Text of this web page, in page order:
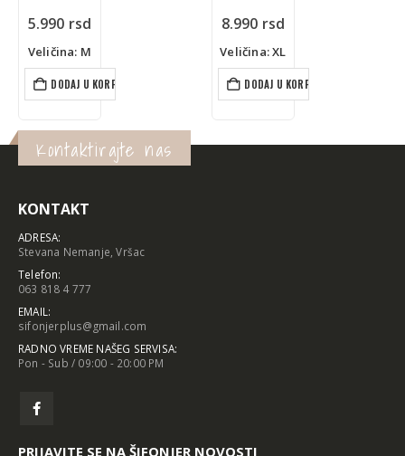
5.990 rsd
Veličina: M
DODAJ U KORPU
8.990 rsd
Veličina: XL
DODAJ U KORPU
Kontaktirajte nas
KONTAKT
ADRESA:
Stevana Nemanje, Vršac
Telefon:
063 818 4 777
EMAIL:
sifonjerplus@gmail.com
RADNO VREME NAŠEG SERVISA:
Pon - Sub / 09:00 - 20:00 PM
PRIJAVITE SE NA ŠIFONJER NOVOSTI